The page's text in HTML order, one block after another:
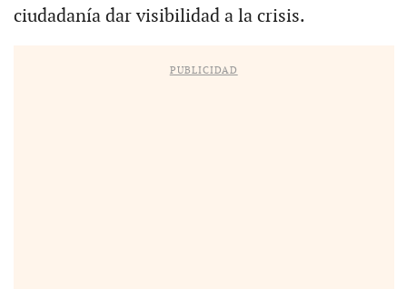
ciudadanía dar visibilidad a la crisis.
PUBLICIDAD